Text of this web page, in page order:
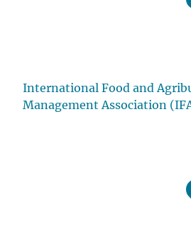
International Food and
Management Association